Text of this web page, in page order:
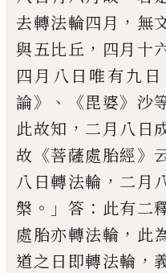
去轉法輪四月 ， 無
與五比丘 ， 四月十
四月八日唯有九日
論》、《毘婆》 沙
此故知 ， 二月八日
故 《菩薩處胎經》
八日轉法輪 ， 二月
槃 。」 答 ： 此有二
處胎亦轉法輪 ， 此
道之日即轉法輪 ，